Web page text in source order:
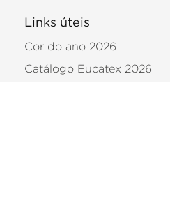
Links úteis
Cor do ano 2026
Catálogo Eucatex 2026